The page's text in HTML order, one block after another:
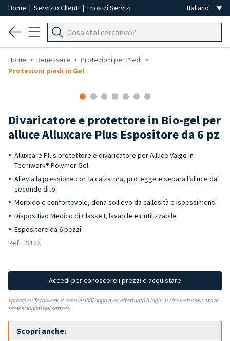
Home | Servizio Clienti | I nostri Servizi
Home Benessere
Protezioni per Piedi
Protezioni piedi in Gel
Divaricatore e protettore in Bio-gel per
alluce Alluxcare Plus Espositore da 6 pz
Alluxcare Plus protettore e divaricatore per Alluce Valgo in
Tecniwork® Polymer Gel
Allevia la pressione con la calzatura, protegge e separa l’alluce dal
secondo dito
Morbido e confortevole, dona sollievo da callosità e ispessimenti
Dispositivo Medico di Classe I, lavabile e riutilizzabile
Espositore da 6 pezzi
Ref: ES182
Accedi per conoscere i prezzi e acquistare
I prezzi su Tecniwork.it sono visibili dopo aver effettuato il login al sito web riservato ai
professionisti del settore.
Scopri anche: